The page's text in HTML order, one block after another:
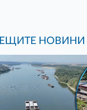
НОВИНИ